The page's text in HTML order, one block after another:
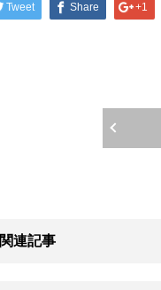
Tweet Share +1
関連記事